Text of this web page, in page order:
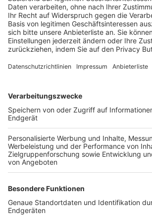
Trainerbörse
Login SpielPlus
FOLGE DEM BFV
TOP-VEREINE
TOP-PARTNER